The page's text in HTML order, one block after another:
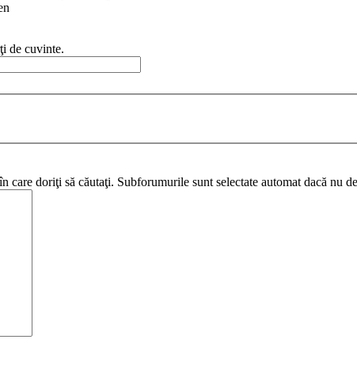
de cuvinte.
care doriţi să căutaţi. Subforumurile sunt selectate automat dacă nu